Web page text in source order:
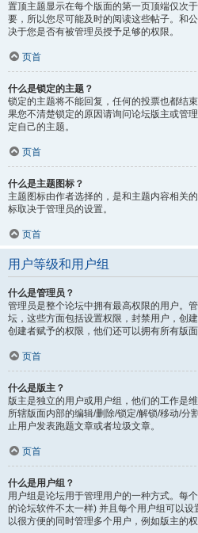
置顶主题显示在每个版面的第一页顶端仅次
要，所以您尽可能及时的阅读这些帖子。和
决于您是否有被管理员授予足够的权限。
页首
什么是锁定的主题？
锁定的主题将不能回复，任何的投票也都结
果您不清楚锁定的原因请询问论坛版主或管
定自己的主题。
页首
什么是主题图标？
主题图标由作者选择的，是和主题内容相关
标取决于管理员的设置。
页首
用户等级和用户组
什么是管理员？
管理员是整个论坛中拥有最高权限的用户。
坛，这些方面包括设置权限，封禁用户，创
创建者赋予的权限，他们还可以拥有所有版面
页首
什么是版主？
版主是独立的用户或用户组，他们的工作是
所辖版面内部的编辑/删除/锁定/解锁/移动/分
止用户发表跑题文章或者垃圾文章。
页首
什么是用户组？
用户组是论坛用于管理用户的一种方式。每
的论坛软件不太一样) 并且每个用户组可以
以很方便的同时管理多个用户，例如版主的